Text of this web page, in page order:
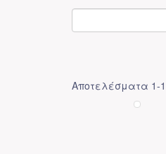
Αποτελέσματα 1-